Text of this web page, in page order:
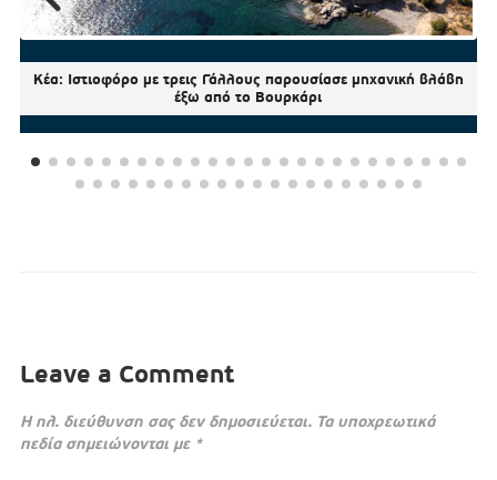
Κέα: Ιστιοφόρο με τρεις Γάλλους παρουσίασε μηχανική βλάβη
έξω από το Βουρκάρι
Leave a Comment
Η ηλ. διεύθυνση σας δεν δημοσιεύεται. Τα υποχρεωτικά
πεδία σημειώνονται με *